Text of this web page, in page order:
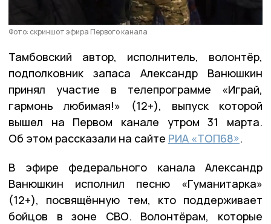
Фото: скриншот эфира Первого канала
Тамбовский автор, исполнитель, волонтёр,
подполковник запаса Александр Ванюшкин
принял участие в телепрограмме «Играй,
гармонь любимая!» (12+), выпуск которой
вышел на Первом канале утром 31 марта.
Об этом рассказали на сайте РИА «ТОП68».
В эфире федерального канала Александр
Ванюшкин исполнил песню «Гуманитарка»
(12+), посвящённую тем, кто поддерживает
бойцов в зоне СВО. Волонтёрам, которые